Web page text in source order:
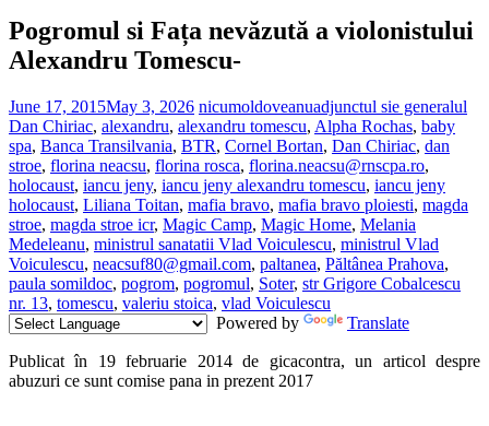
Pogromul si Fața nevăzută a violonistului
Alexandru Tomescu-
June 17, 2015May 3, 2026 nicumoldoveanuadjunctul sie generalul
Dan Chiriac, alexandru, alexandru tomescu, Alpha Rochas, baby
spa, Banca Transilvania, BTR, Cornel Bortan, Dan Chiriac, dan
stroe, florina neacsu, florina rosca, florina.neacsu@rnscpa.ro,
holocaust, iancu jeny, iancu jeny alexandru tomescu, iancu jeny
holocaust, Liliana Toitan, mafia bravo, mafia bravo ploiesti, magda
stroe, magda stroe icr, Magic Camp, Magic Home, Melania
Medeleanu, ministrul sanatatii Vlad Voiculescu, ministrul Vlad
Voiculescu, neacsuf80@gmail.com, paltanea, Păltânea Prahova,
paula somildoc, pogrom, pogromul, Soter, str Grigore Cobalcescu
nr. 13, tomescu, valeriu stoica, vlad Voiculescu
Powered by
Translate
Publicat în 19 februarie 2014 de gicacontra, un articol despre
abuzuri ce sunt comise pana in prezent 2017